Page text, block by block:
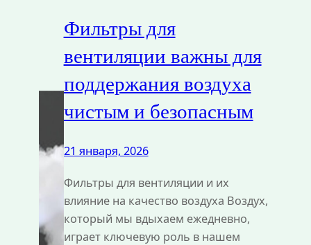
Фильтры для
вентиляции важны для
поддержания воздуха
чистым и безопасным
21 января, 2026
Фильтры для вентиляции и их
влияние на качество воздуха Воздух,
который мы вдыхаем ежедневно,
играет ключевую роль в нашем